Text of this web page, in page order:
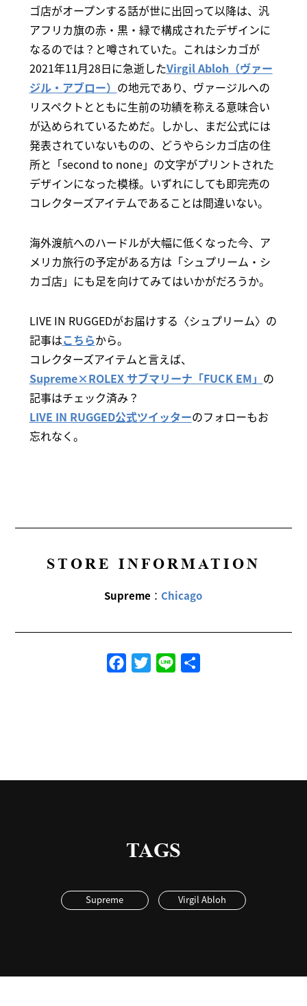
ゴ店がオープンする話が世に出回って以降は、汎
アフリカ旗の赤・黒・緑で構成されたデザインに
なるのでは？と噂されていた。これはシカゴが
2021年11月28日に急逝したVirgil Abloh（ヴァー
ジル・アブロー） の地元であり、ヴァージルへの
リスペクトとともに生前の功績を称える意味合い
が込められているためだ。しかし、まだ公式には
発表されていないものの、どうやらシカゴ店の住
所と「second to none」の文字がプリントされた
デザインになった模様。いずれにしても即完売の
コレクターズアイテムであることは間違いない。
海外渡航へのハードルが大幅に低くなった今、ア
メリカ旅行の予定がある方は「シュプリーム・シ
カゴ店」にも足を向けてみてはいかがだろうか。
LIVE IN RUGGEDがお届けする〈シュプリーム〉の
記事はこちらから。
コレクターズアイテムと言えば、
Supreme×ROLEX サブマリーナ「FUCK EM」 の
記事はチェック済み？
LIVE IN RUGGED公式ツイッターのフォローもお
忘れなく。
STORE INFORMATION
Supreme ：Chicago
FacebookTwitterLine
TAGS
Supreme Virgil Abloh